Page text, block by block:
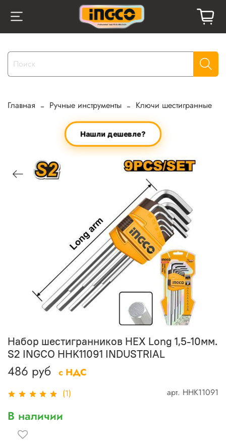
Главная Ручные инструменты Ключи шестигранные
Нашли дешевле?
(1) арт. HHK11091
Набор шестигранников HEX Long 1,5-10мм.
S2 INGCO HHK11091 INDUSTRIAL
486 руб с НДС
В наличии